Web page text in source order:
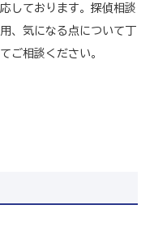
しております。探偵相談
、気になる点について丁
ご相談ください。